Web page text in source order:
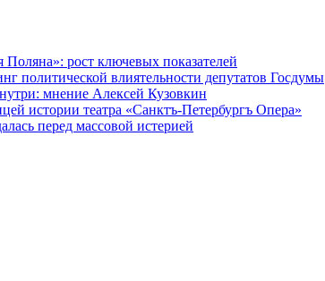
рост ключевых показателей
политической влиятельности депутатов Госдумы
мнение Алексей Кузовкин
истории театра «Санктъ-Петербургъ Опера»
перед массовой истерией